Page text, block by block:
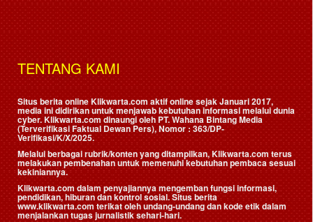
TENTANG KAMI
Situs berita online Klikwarta.com aktif online sejak Januari 2017,
media ini didirikan untuk menjawab kebutuhan informasi melalui dunia
cyber. Klikwarta.com dinaungi oleh PT. Wahana Bintang Media
(Terverifikasi Faktual Dewan Pers), Nomor : 363/DP-
Verifikasi/K/X/2025.
Melalui berbagai rubrik/konten yang ditampilkan, Klikwarta.com terus
melakukan pembenahan untuk memenuhi kebutuhan pembaca sesuai
kekiniannya.
Klikwarta.com dalam penyajiannya mengemban fungsi informasi,
pendidikan, hiburan dan kontrol sosial. Situs berita
www.klikwarta.com terikat oleh undang-undang dan kode etik dalam
menjalankan tugas jurnalistik sehari-hari.